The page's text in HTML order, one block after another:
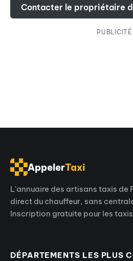
Contacter le propriétaire
PUBLICITÉ
AppelerTaxi
L'annuaire des artisans taxis de
direct du chauffeur, sans
Inscription gratuite pour les
DÉPARTEMENTS LES PLUS